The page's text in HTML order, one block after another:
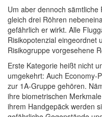
Um aber dennoch
gleich drei Röhren
gefährlich er wirkt. Alle
Risikopotenzial eingeordnet
Risikogruppe vorgesehene
Erste Kategorie heißt nicht
umgekehrt: Auch Economy-
zur 1A-Gruppe gehören.
ihre biometrischen
ihrem Handgepäck werden